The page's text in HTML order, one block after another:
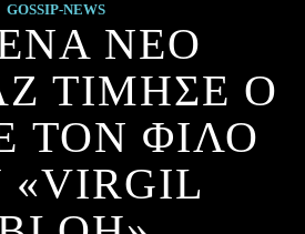
GOSSIP-NEWS
ΝΕΟ
ΤΙΜΗΣΕ Ο
ΤΟΝ ΦΙΛΟ